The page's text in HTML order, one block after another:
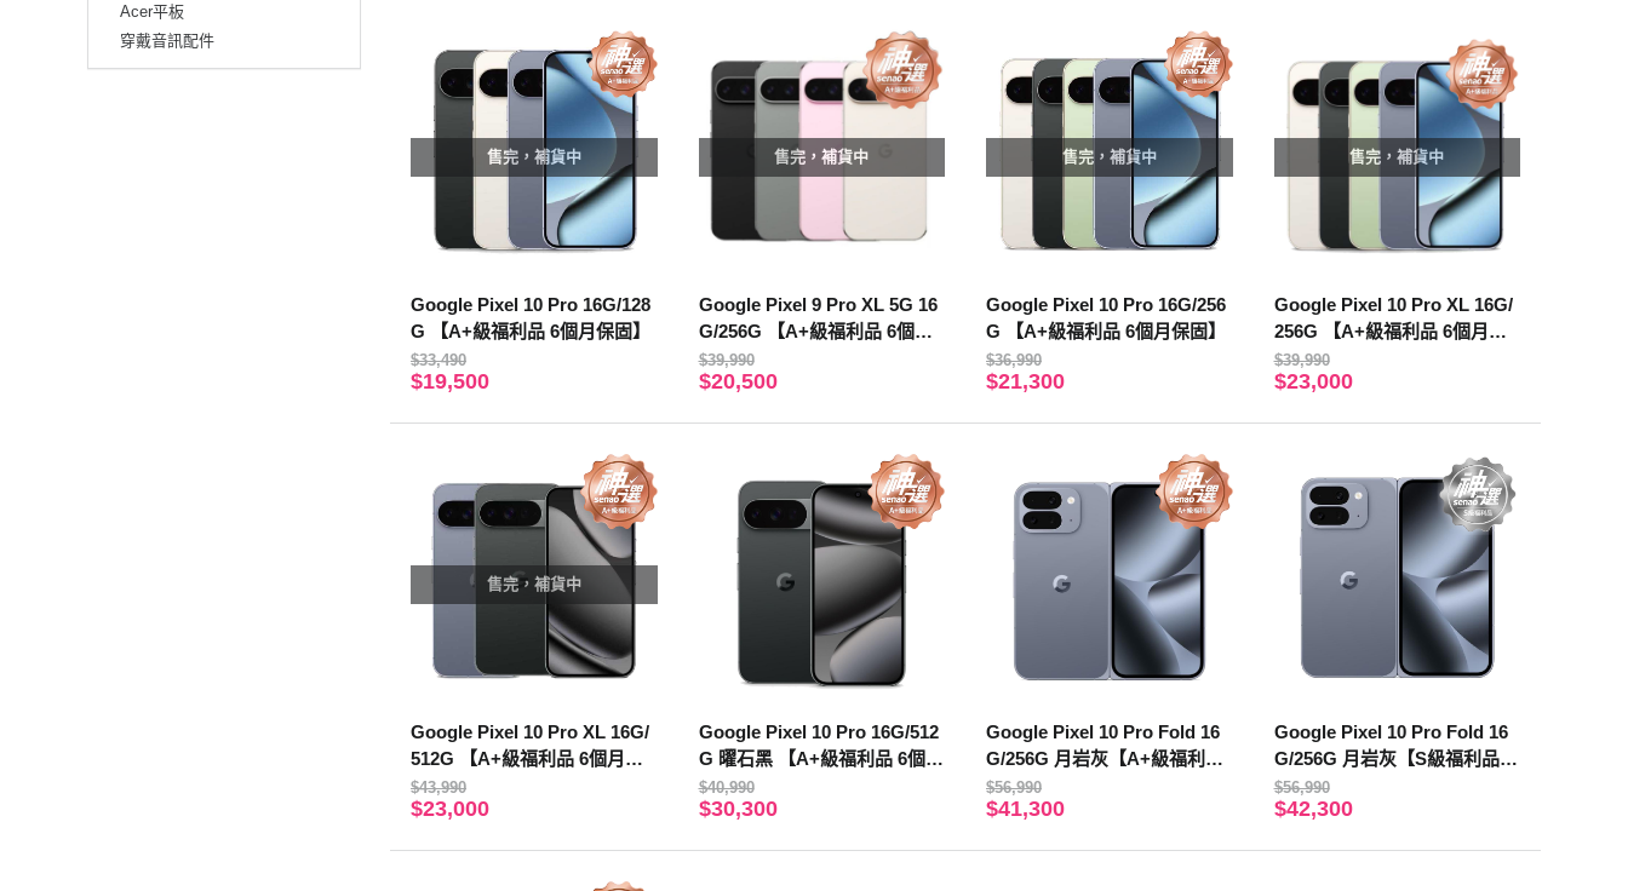
Acer平板
穿戴音訊配件
售完，補貨中
Google Pixel 10 Pro 16G/128
G 【A+級福利品 6個月保固】
$33,490
$19,500
售完，補貨中
Google Pixel 9 Pro XL 5G 16
G/256G 【A+級福利品 6個月
保固】
$39,990
$20,500
售完，補貨中
Google Pixel 10 Pro 16G/256
G 【A+級福利品 6個月保固】
$36,990
$21,300
售完，補貨中
Google Pixel 10 Pro XL 16G/
256G 【A+級福利品 6個月保
固】
$39,990
$23,000
售完，補貨中
Google Pixel 10 Pro XL 16G/
512G 【A+級福利品 6個月保
固】
$43,990
$23,000
Google Pixel 10 Pro 16G/512
G 曜石黑 【A+級福利品 6個月
保固】
$40,990
$30,300
Google Pixel 10 Pro Fold 16
G/256G 月岩灰【A+級福利品
6個月保固】
$56,990
$41,300
Google Pixel 10 Pro Fold 16
G/256G 月岩灰【S級福利品 6
個月保固】
$56,990
$42,300